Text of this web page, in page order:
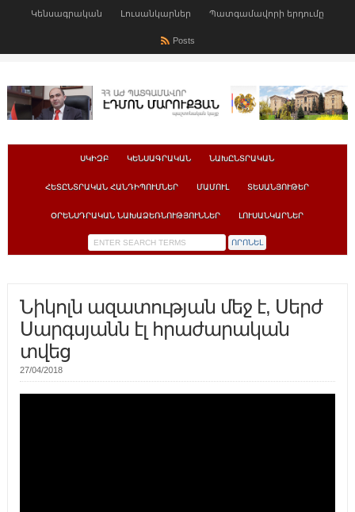
Կենսագրական Լուսանկարներ Պատգամավորի երդումը
Posts
ՍԿԻԶԲ ԿԵՆՍԱԳՐԱԿԱՆ ՆԱԽԸՆՏՐԱԿԱՆ
ՀԵՏԸՆՏՐԱԿԱՆ ՀԱՆԴԻՊՈՒՄՆԵՐ ՄԱՄՈՒԼ ՏԵՍԱՆՅՈՒԹԵՐ
ՕՐԵՆՍԴՐԱԿԱՆ ՆԱԽԱՁԵՌՆՈՒԹՅՈՒՆՆԵՐ ԼՈՒՍԱՆԿԱՐՆԵՐ
Նիկոլն ազատության մեջ է, Սերժ
Սարգսյանն էլ հրաժարական
տվեց
27/04/2018